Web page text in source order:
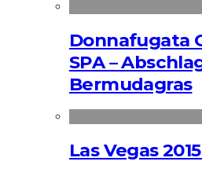
Donnafugata
SPA –
Bermudagras
Las Vegas